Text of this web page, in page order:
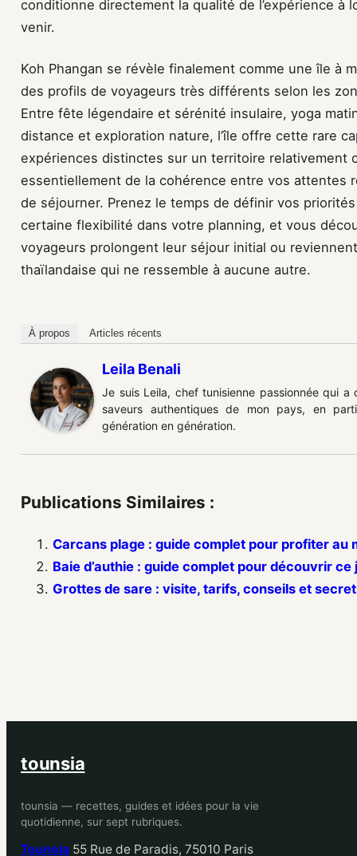
conditionne directement la qualité de l’expérience à
venir.
Koh Phangan se révèle finalement comme une île à
des profils de voyageurs très différents selon les
Entre fête légendaire et sérénité insulaire, yoga
distance et exploration nature, l’île offre cette rare
expériences distinctes sur un territoire relativement
essentiellement de la cohérence entre vos attentes
de séjourner. Prenez le temps de définir vos
certaine flexibilité dans votre planning, et vous
voyageurs prolongent leur séjour initial ou
thaïlandaise qui ne ressemble à aucune autre.
À propos Articles récents
Leila Benali
Je suis Leila, chef tunisienne passionnée qui
saveurs authentiques de mon pays, en
génération en génération.
Publications Similaires :
Carcans plage : guide complet pour profiter au
Baie d’authie : guide complet pour découvrir
Grottes de sare : visite, tarifs, conseils et
tounsia
tounsia — recettes, guides et idées pour la vie
quotidienne, sur sept rubriques.
Tounsia 55 Rue de Paradis, 75010 Paris